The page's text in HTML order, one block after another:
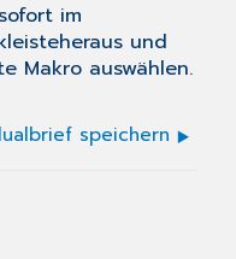
im
und
Makro auswählen.
speichern